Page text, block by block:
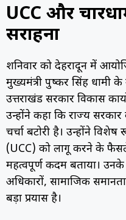
UCC और
सराहना
शनिवार को देहरादून में
मुख्यमंत्री पुष्कर सिंह धामी
उत्तराखंड सरकार विकास
उन्होंने कहा कि राज्य
चर्चा बटोरी है। उन्होंने
(UCC) को लागू करने के
महत्वपूर्ण कदम बताया।
अधिकारों, सामाजिक
बड़ा प्रयास है।